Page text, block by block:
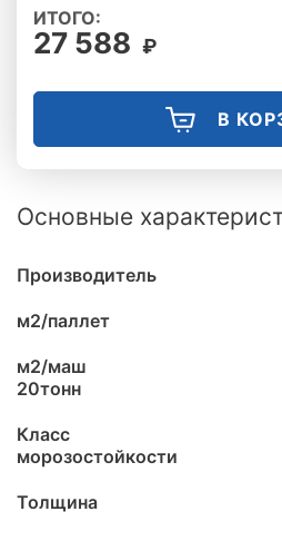
ИТОГО:
27 588 ₽
В
Основные
Производитель
м2/паллет
м2/маш
20тонн
Класс
морозостойкости
Толщина